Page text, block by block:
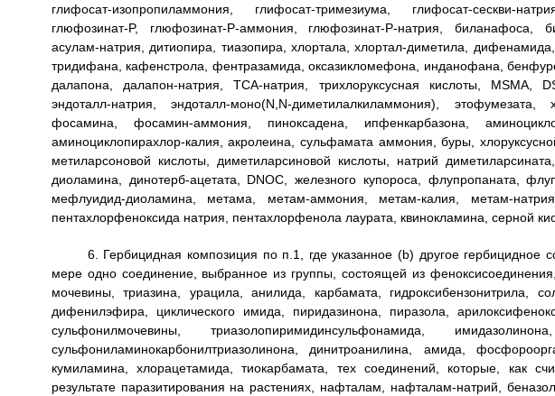
глифосат-изопропиламмония, глифосат-тримезиума, глифосат-сескви-
глюфозинат-P, глюфозинат-P-аммония, глюфозинат-P-натрия, биланафоса,
асулам-натрия, дитиопира, тиазопира, хлортала, хлортал-диметила,
тридифана, кафенстрола, фентразамида, оксазикломефона, инданофана,
далапона, далапон-натрия, TCA-натрия, трихлоруксусная кислоты, MSMA,
эндоталл-натрия, эндоталл-моно(N,N-диметилалкиламмония),
фосамина, фосамин-аммония, пиноксадена, ипфенкарбазона,
аминоциклопирахлор-калия, акролеина, сульфамата аммония, буры,
метиларсоновой кислоты, диметиларсиновой кислоты, натрий
диоламина, динотерб-ацетата, DNOC, железного купороса, флупропаната,
мефлуидид-диоламина, метама, метам-аммония, метам-калия, метам-
пентахлорфеноксида натрия, пентахлорфенола лаурата, квинокламина, серной
6. Гербицидная композиция по п.1, где указанное (b) другое гербицидное
мере одно соединение, выбранное из группы, состоящей из
мочевины, триазина, урацила, анилида, карбамата, гидроксибензонитрила,
дифенилэфира, циклического имида, пиридазинона, пиразола,
сульфонилмочевины, триазолопиримидинсульфонамида,
сульфониламинокарбонилтриазолинона, динитроанилина, амида,
кумиламина, хлорацетамида, тиокарбамата, тех соединений, которые, как
результате паразитирования на растениях, нафталам, нафталам-натрий,